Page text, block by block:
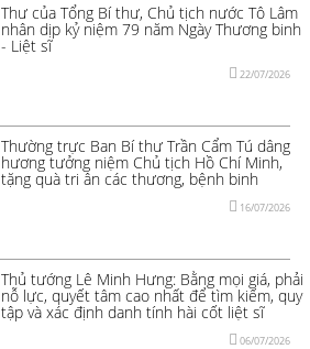
Thư của Tổng Bí thư, Chủ tịch nước Tô Lâm
nhân dịp kỷ niệm 79 năm Ngày Thương binh
- Liệt sĩ
22/07/2026
Thường trực Ban Bí thư Trần Cẩm Tú dâng
hương tưởng niệm Chủ tịch Hồ Chí Minh,
tặng quà tri ân các thương, bệnh binh
16/07/2026
Thủ tướng Lê Minh Hưng: Bằng mọi giá, phải
nỗ lực, quyết tâm cao nhất để tìm kiếm, quy
tập và xác định danh tính hài cốt liệt sĩ
06/07/2026